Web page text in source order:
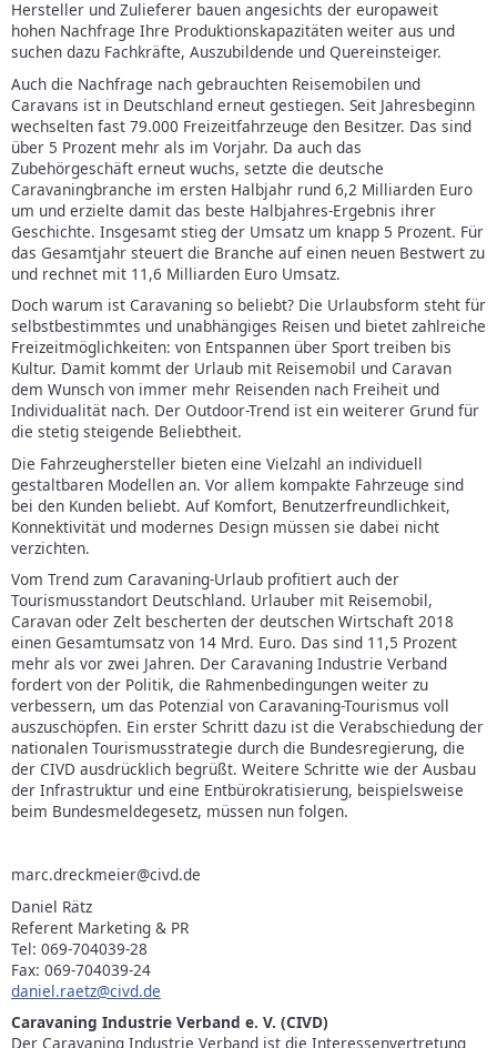
Hersteller und Zulieferer bauen angesichts der europaweit
hohen Nachfrage Ihre Produktionskapazitäten weiter aus und
suchen dazu Fachkräfte, Auszubildende und Quereinsteiger.
Auch die Nachfrage nach gebrauchten Reisemobilen und
Caravans ist in Deutschland erneut gestiegen. Seit Jahresbeginn
wechselten fast 79.000 Freizeitfahrzeuge den Besitzer. Das sind
über 5 Prozent mehr als im Vorjahr. Da auch das
Zubehörgeschäft erneut wuchs, setzte die deutsche
Caravaningbranche im ersten Halbjahr rund 6,2 Milliarden Euro
um und erzielte damit das beste Halbjahres-Ergebnis ihrer
Geschichte. Insgesamt stieg der Umsatz um knapp 5 Prozent. Für
das Gesamtjahr steuert die Branche auf einen neuen Bestwert zu
und rechnet mit 11,6 Milliarden Euro Umsatz.
Doch warum ist Caravaning so beliebt? Die Urlaubsform steht für
selbstbestimmtes und unabhängiges Reisen und bietet zahlreiche
Freizeitmöglichkeiten: von Entspannen über Sport treiben bis
Kultur. Damit kommt der Urlaub mit Reisemobil und Caravan
dem Wunsch von immer mehr Reisenden nach Freiheit und
Individualität nach. Der Outdoor-Trend ist ein weiterer Grund für
die stetig steigende Beliebtheit.
Die Fahrzeughersteller bieten eine Vielzahl an individuell
gestaltbaren Modellen an. Vor allem kompakte Fahrzeuge sind
bei den Kunden beliebt. Auf Komfort, Benutzerfreundlichkeit,
Konnektivität und modernes Design müssen sie dabei nicht
verzichten.
Vom Trend zum Caravaning-Urlaub profitiert auch der
Tourismusstandort Deutschland. Urlauber mit Reisemobil,
Caravan oder Zelt bescherten der deutschen Wirtschaft 2018
einen Gesamtumsatz von 14 Mrd. Euro. Das sind 11,5 Prozent
mehr als vor zwei Jahren. Der Caravaning Industrie Verband
fordert von der Politik, die Rahmenbedingungen weiter zu
verbessern, um das Potenzial von Caravaning-Tourismus voll
auszuschöpfen. Ein erster Schritt dazu ist die Verabschiedung der
nationalen Tourismusstrategie durch die Bundesregierung, die
der CIVD ausdrücklich begrüßt. Weitere Schritte wie der Ausbau
der Infrastruktur und eine Entbürokratisierung, beispielsweise
beim Bundesmeldegesetz, müssen nun folgen.
marc.dreckmeier@civd.de
Daniel Rätz
Referent Marketing & PR
Tel: 069-704039-28
Fax: 069-704039-24
daniel.raetz@civd.de
Caravaning Industrie Verband e. V. (CIVD)
Der Caravaning Industrie Verband ist die Interessenvertretung